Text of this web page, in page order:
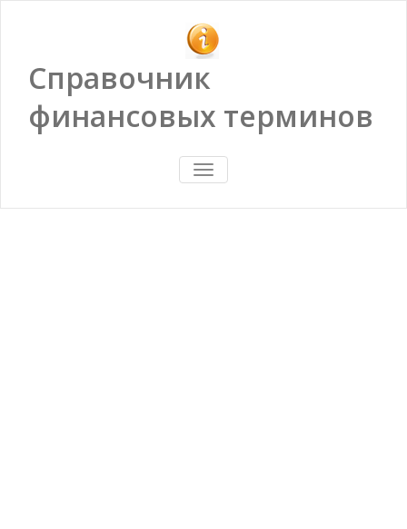
Справочник
финансовых терминов
ПОКАЗАТЬ/
СКРЫТЬ